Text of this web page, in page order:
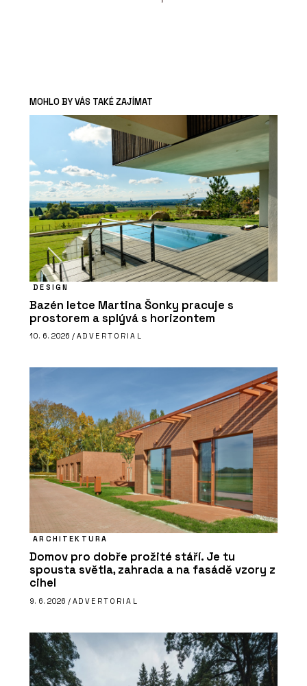
MOHLO BY VÁS TAKÉ ZAJÍMAT
DESIGN
Bazén letce Martina Šonky pracuje s
prostorem a splývá s horizontem
10. 6. 2026 / ADVERTORIAL
ARCHITEKTURA
Domov pro dobře prožité stáří. Je tu
spousta světla, zahrada a na fasádě vzory z
cihel
9. 6. 2026 / ADVERTORIAL